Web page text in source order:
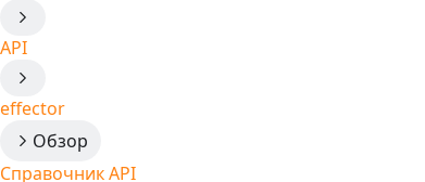
API
effector
Обзор
Справочник API